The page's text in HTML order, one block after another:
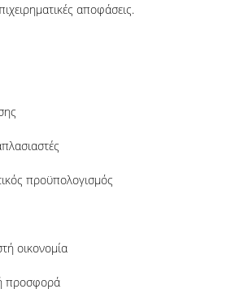
αποφάσεις.
προϋπολογισμός
οικονομία
προσφορά